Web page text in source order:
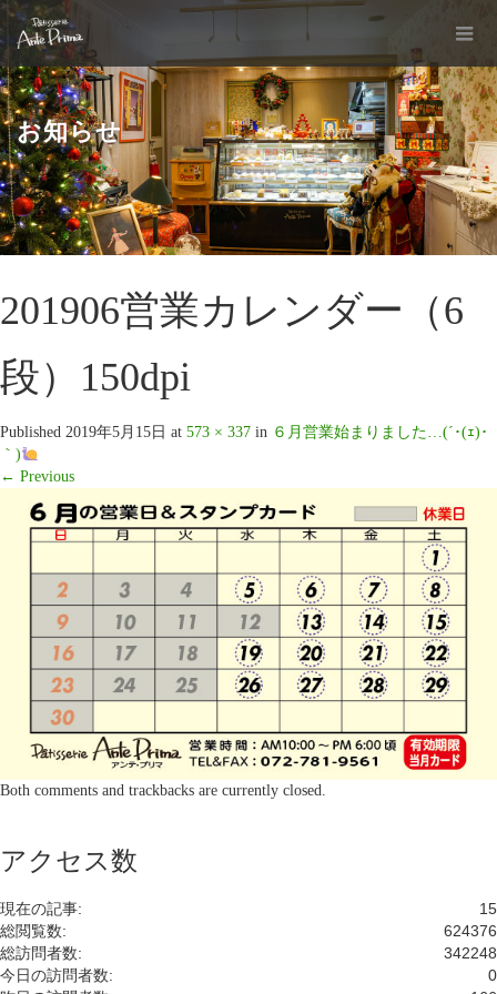
お知らせ
201906営業カレンダー（6
段）150dpi
Published 2019年5月15日 at 573 × 337 in ６月営業始まりました…(´･(ｪ)･
｀)
← Previous
Both comments and trackbacks are currently closed.
アクセス数
15
現在の記事:
624376
総閲覧数:
342248
総訪問者数:
0
今日の訪問者数: